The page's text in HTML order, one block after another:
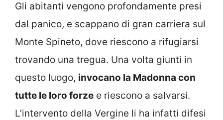
Gli abitanti vengono profondamente presi
dal panico, e scappano di gran carriera sul
Monte Spineto, dove riescono a rifugiarsi
trovando una tregua. Una volta giunti in
questo luogo, invocano la Madonna con
tutte le loro forze e riescono a salvarsi.
L’intervento della Vergine li ha infatti difesi